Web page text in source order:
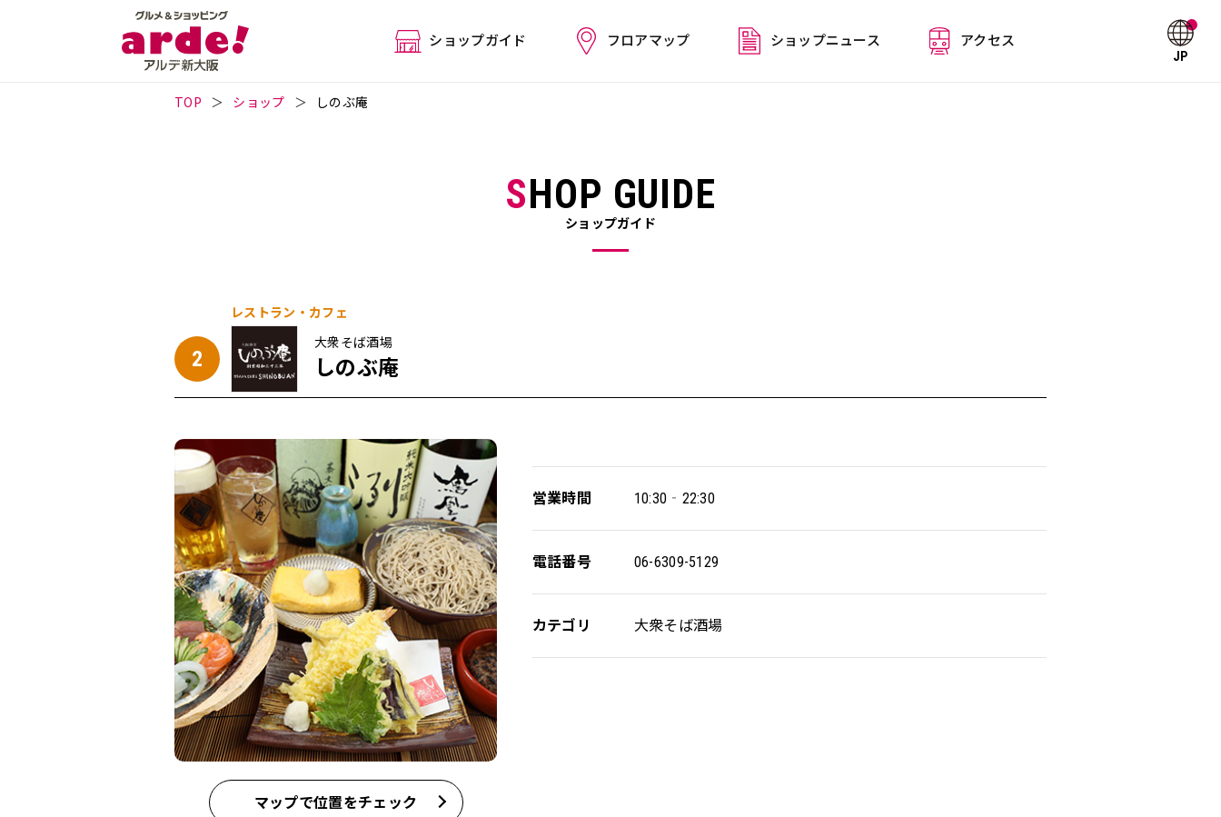
JP
ショップガイド フロアマップ ショップニュース アクセス
TOP ショップ しのぶ庵
SHOP GUIDE
ショップガイド
2
レストラン・カフェ
大衆そば酒場
しのぶ庵
マップで位置をチェック
営業時間 10:30‐22:30
電話番号 06-6309-5129
カテゴリ 大衆そば酒場